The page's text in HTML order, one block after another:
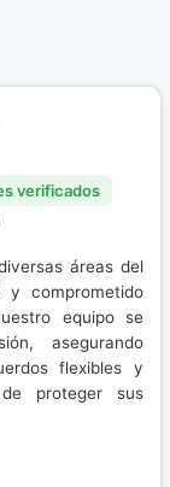
verificados
áreas del
y comprometido
equipo se
asegurando
flexibles y
proteger sus